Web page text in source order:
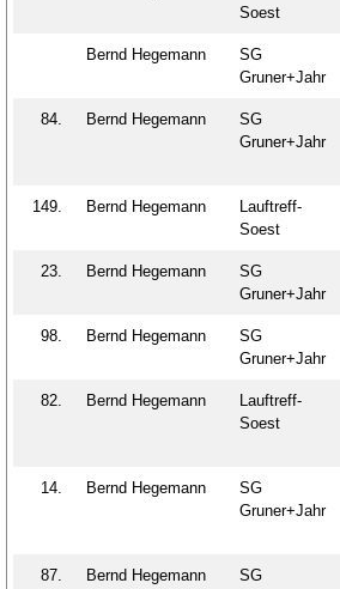
Soest
Bernd Hegemann
SG
Gruner+Jahr
84. Bernd Hegemann
SG
Gruner+Jahr
149. Bernd Hegemann
Lauftreff-
Soest
23. Bernd Hegemann
SG
Gruner+Jahr
98. Bernd Hegemann
SG
Gruner+Jahr
82. Bernd Hegemann
Lauftreff-
Soest
14. Bernd Hegemann
SG
Gruner+Jahr
87. Bernd Hegemann
SG